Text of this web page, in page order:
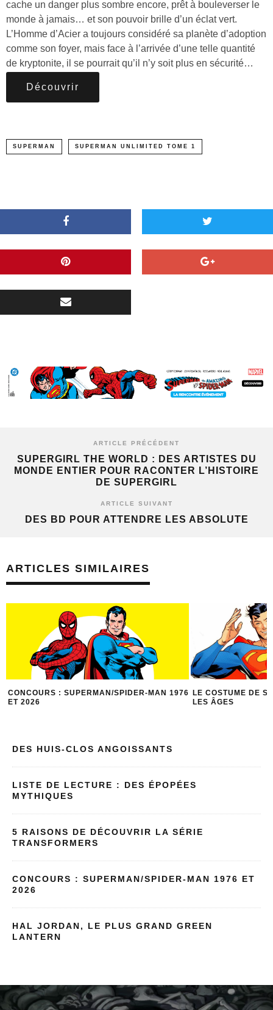
cache un danger plus sombre encore, prêt à bouleverser le
monde à jamais… et son pouvoir brille d’un éclat vert.
L’Homme d’Acier a toujours considéré sa planète d’adoption
comme son foyer, mais face à l’arrivée d’une telle quantité
de kryptonite, il se pourrait qu’il n’y soit plus en sécurité…
Découvrir
SUPERMAN SUPERMAN UNLIMITED TOME 1
ARTICLE PRÉCÉDENT
SUPERGIRL THE WORLD : DES ARTISTES DU
MONDE ENTIER POUR RACONTER L’HISTOIRE
DE SUPERGIRL
ARTICLE SUIVANT
DES BD POUR ATTENDRE LES ABSOLUTE
ARTICLES SIMILAIRES
LE COSTUME DE SUPERMAN À TRAVERS
LES ÂGES
CROSSOVER
SPÉCIAL SPIDER-
DES HUIS-CLOS ANGOISSANTS
LISTE DE LECTURE : DES ÉPOPÉES
MYTHIQUES
5 RAISONS DE DÉCOUVRIR LA SÉRIE
TRANSFORMERS
CONCOURS : SUPERMAN/SPIDER-MAN 1976 ET
2026
HAL JORDAN, LE PLUS GRAND GREEN
LANTERN